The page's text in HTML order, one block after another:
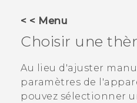
ASSISTANCE
< < Menu
Choisir une
Au lieu d'ajuster
paramètres de
pouvez sélectionner